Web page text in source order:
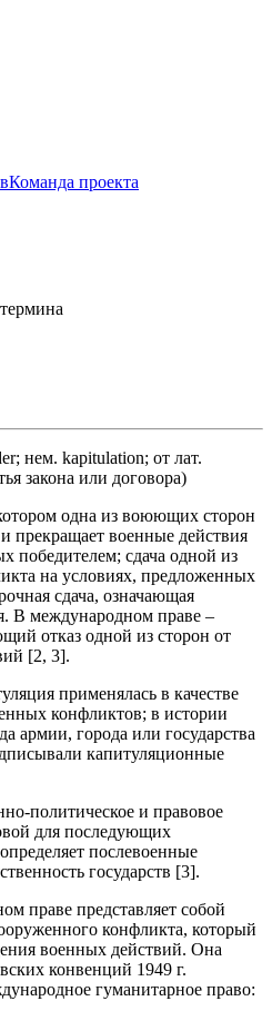
Команда проекта
нем. kapitulation; от лат.
закона или договора)
одна из воюющих сторон
прекращает военные действия
победителем; сдача одной из
на условиях, предложенных
сдача, означающая
В международном праве –
отказ одной из сторон от
[2, 3].
применялась в качестве
конфликтов; в истории
армии, города или государства
капитуляционные
политическое и правовое
для последующих
послевоенные
государств [3].
праве представляет собой
конфликта, который
военных действий. Она
конвенций 1949 г.
гуманитарное право: